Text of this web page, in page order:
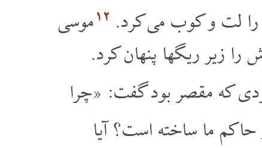
لت و کوب می کرد. ۱۲موسی
زیر ریگها پنهان کرد.
که مقصر بود گفت: «چرا
ما ساخته است؟ آیا